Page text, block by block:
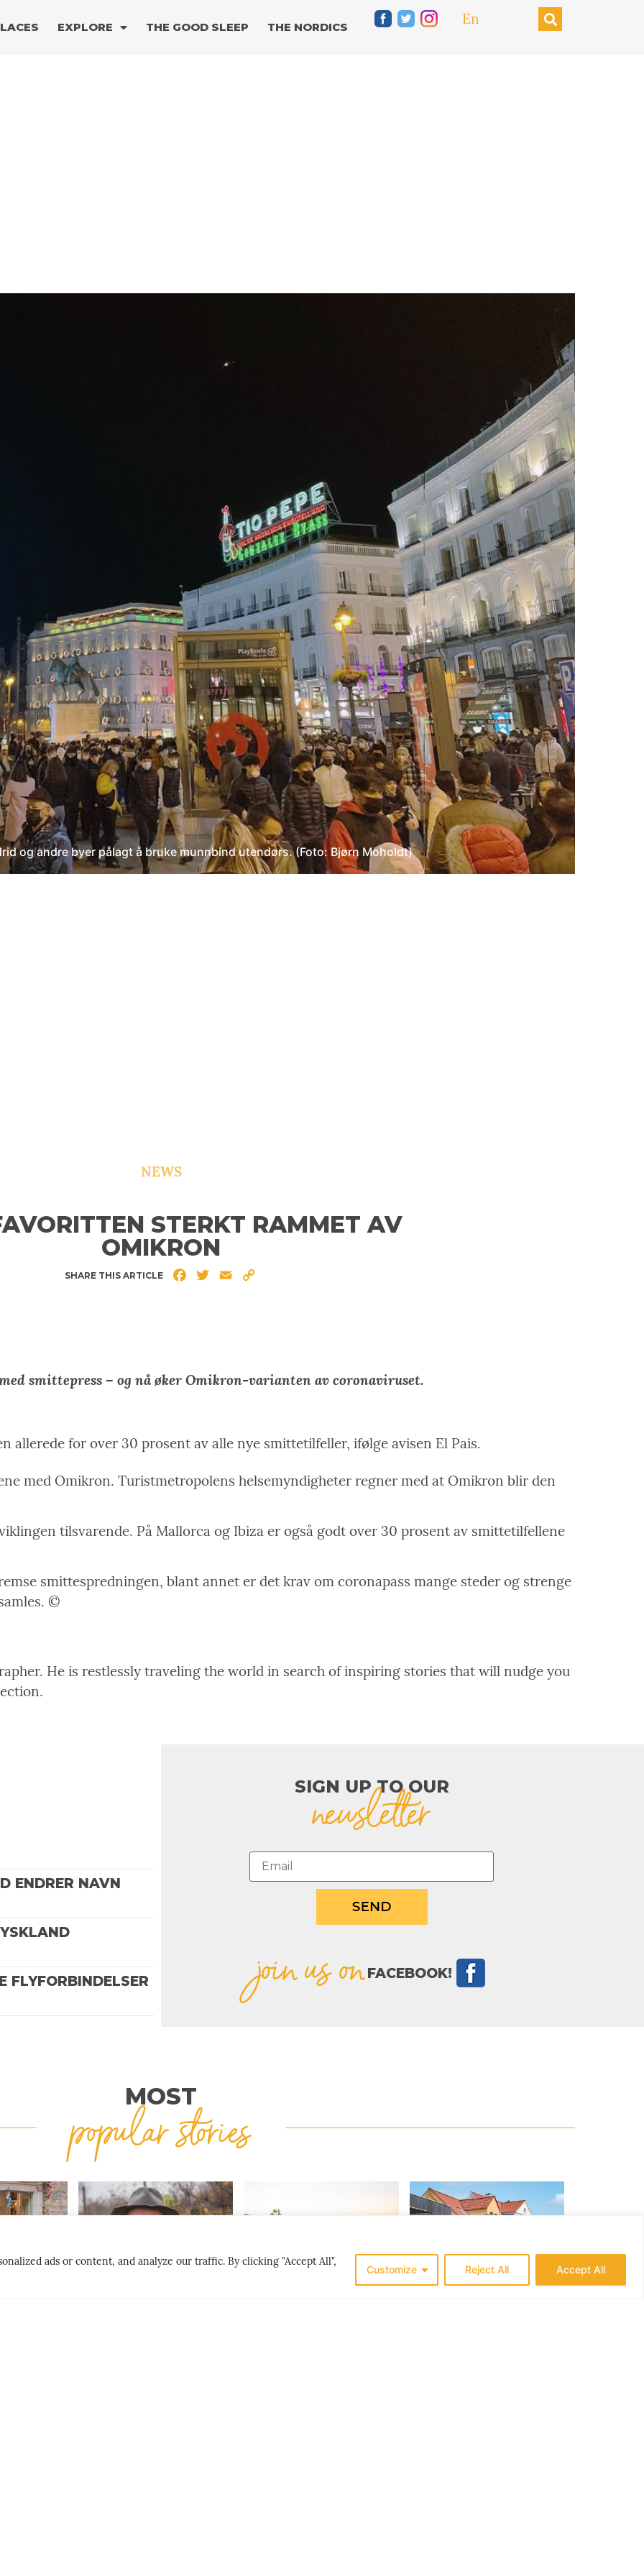
ads or content, and analyze our traffic. By clicking "Accept All",
Customize Reject All Accept All
EXPLORE THE GOOD SLEEP THE NORDICS En
og andre byer pålagt å bruke munnbind utendørs. (Foto: Bjørn Moholdt)
NEWS
STERKT RAMMET AV
OMIKRON
SHARE THIS ARTICLE FacebookTwitterEmail
smittepress – og nå øker Omikron-varianten av coronaviruset.
allerede for over 30 prosent av alle nye smittetilfeller, ifølge avisen El Pais.
med Omikron. Turistmetropolens helsemyndigheter regner med at Omikron blir den
tilsvarende. På Mallorca og Ibiza er også godt over 30 prosent av smittetilfellene
smittespredningen, blant annet er det krav om coronapass mange steder og strenge
©
He is restlessly traveling the world in search of inspiring stories that will nudge you
ENDRER NAVN
FLYFORBINDELSER
SIGN UP TO OUR​
newsletter
join us on FACEBOOK!
MOST
popular stories